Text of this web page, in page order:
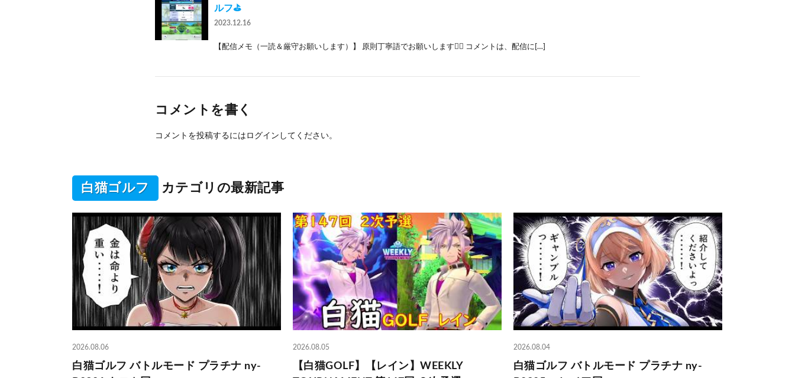
ルフ⛳
2023.12.16
【配信メモ（一読＆厳守お願いします）】 原則丁寧語でお願いします🙇‍♂️ コメントは、配信に[…]
コメントを書く
コメントを投稿するには ログイン してください。
白猫ゴルフ カテゴリの最新記事
2026.08.06
白猫ゴルフ バトルモード プラチナ ny-
2026.08.05
【白猫GOLF】【レイン】WEEKLY
2026.08.04
白猫ゴルフ バトルモード プラチナ ny-